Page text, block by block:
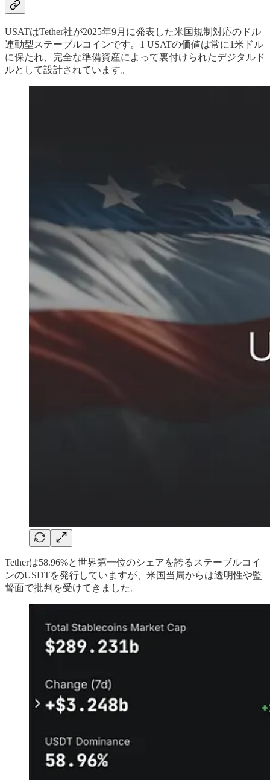
USATはTether社が2025年9月に発表した米国規制対応のドル
連動型ステーブルコインです。1 USATの価値は常に1米ドル
に保たれ、完全な準備資産によって裏付けられたデジタルド
ルとして設計されています。
Tetherは58.96%と世界第一位のシェアを誇るステーブルコイ
ンのUSDTを発行していますが、米国当局からは透明性や監
督面で批判を受けてきました。